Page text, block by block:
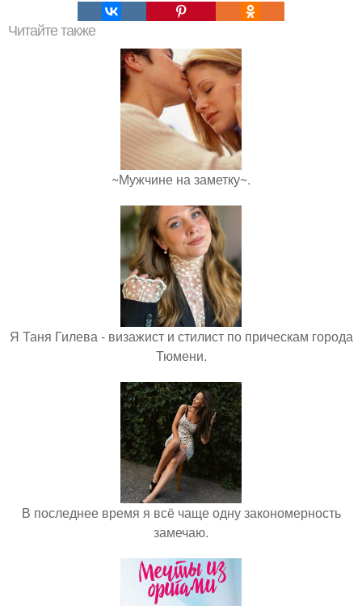
Читайте также
~Мужчине на заметку~.
Я Таня Гилева - визажист и стилист по прическам города
Тюмени.
В последнее время я всё чаще одну закономерность
замечаю.